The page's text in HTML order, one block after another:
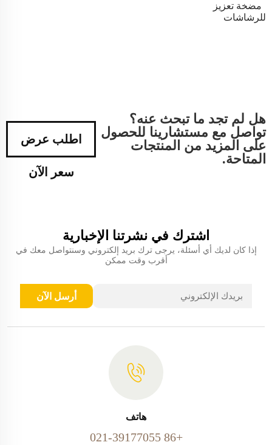
مضخة تعزيز
للرشاشات
هل لم تجد ما تبحث عنه؟
تواصل مع مستشارينا للحصول
على المزيد من المنتجات
المتاحة.
اطلب عرض
سعر الآن
اشترك في نشرتنا الإخبارية
إذا كان لديك أي أسئلة، يرجى ترك بريد إلكتروني وسنتواصل معك في
أقرب وقت ممكن
أرسل الآن
هاتف
+86 021-39177055